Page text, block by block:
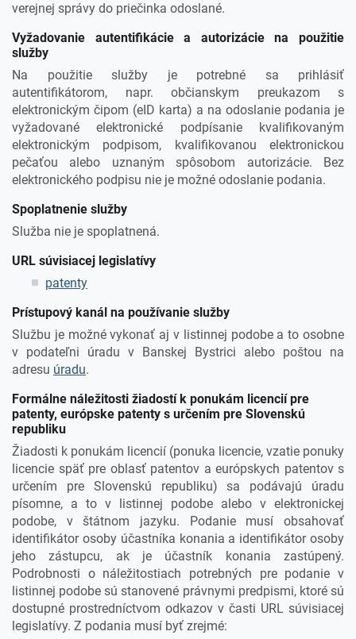
verejnej správy do priečinka odoslané.
Vyžadovanie autentifikácie a autorizácie na použitie
služby
Na použitie služby je potrebné sa prihlásiť
autentifikátorom, napr. občianskym preukazom s
elektronickým čipom (eID karta) a na odoslanie podania je
vyžadované elektronické podpísanie kvalifikovaným
elektronickým podpisom, kvalifikovanou elektronickou
pečaťou alebo uznaným spôsobom autorizácie. Bez
elektronického podpisu nie je možné odoslanie podania.
Spoplatnenie služby
Služba nie je spoplatnená.
URL súvisiacej legislatívy
patenty
Prístupový kanál na používanie služby
Službu je možné vykonať aj v listinnej podobe a to osobne
v podateľni úradu v Banskej Bystrici alebo poštou na
adresu úradu.
Formálne náležitosti žiadostí k ponukám licencií pre
patenty, európske patenty s určením pre Slovenskú
republiku
Žiadosti k ponukám licencií (ponuka licencie, vzatie ponuky
licencie späť pre oblasť patentov a európskych patentov s
určením pre Slovenskú republiku) sa podávajú úradu
písomne, a to v listinnej podobe alebo v elektronickej
podobe, v štátnom jazyku. Podanie musí obsahovať
identifikátor osoby účastníka konania a identifikátor osoby
jeho zástupcu, ak je účastník konania zastúpený.
Podrobnosti o náležitostiach potrebných pre podanie v
listinnej podobe sú stanovené právnymi predpismi, ktoré sú
dostupné prostredníctvom odkazov v časti URL súvisiacej
legislatívy. Z podania musí byť zrejmé: